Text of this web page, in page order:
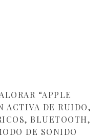
“APPLE
ACTIVA DE RUIDO,
BLUETOOTH,
DE SONIDO